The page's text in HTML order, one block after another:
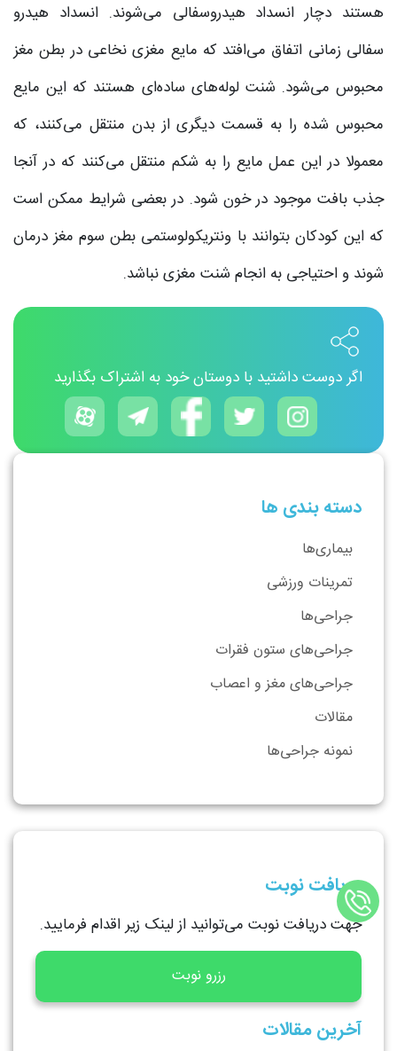
هستند دچار انسداد هیدروسفالی می‌شوند. انسداد هیدرو
سفالی زمانی اتفاق می‌افتد که مایع مغزی نخاعی در بطن مغز
محبوس می‌شود. شنت لوله‌های ساده‌ای هستند که این مایع
محبوس شده را به قسمت دیگری از بدن منتقل می‌کنند، که
معمولا در این عمل مایع را به شکم منتقل می‌کنند که در آنجا
جذب بافت موجود در خون شود. در بعضی شرایط ممکن است
که این کودکان بتوانند با ونتریکولوستمی بطن سوم مغز درمان
شوند و احتیاجی به انجام شنت مغزی نباشد.
اگر دوست داشتید با دوستان خود به اشتراک بگذارید
دسته بندی ها
بیماری‌ها
تمرینات ورزشی
جراحی‌ها
جراحی‌های ستون فقرات
جراحی‌های مغز و اعصاب
مقالات
نمونه جراحی‌ها
دریافت نوبت
جهت دریافت نوبت می‌توانید از لینک زیر اقدام فرمایید.
رزرو نوبت
آخرین مقالات